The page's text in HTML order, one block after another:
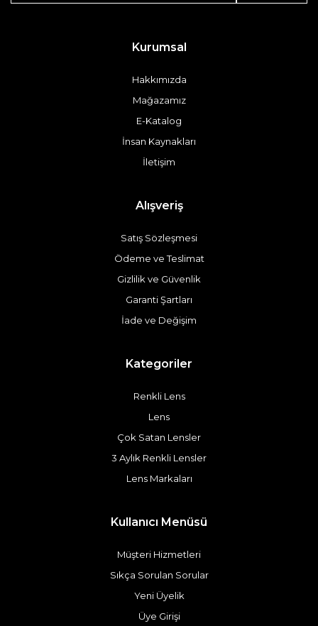
Kurumsal
Hakkımızda
Mağazamız
E-Katalog
İnsan Kaynakları
İletişim
Alışveriş
Satış Sözleşmesi
Ödeme ve Teslimat
Gizlilik ve Güvenlik
Garanti Şartları
İade ve Değişim
Kategoriler
Renkli Lens
Lens
Çok Satan Lensler
3 Aylık Renkli Lensler
Lens Markaları
Kullanıcı Menüsü
Müşteri Hizmetleri
Sıkça Sorulan Sorular
Yeni Üyelik
Üye Girişi